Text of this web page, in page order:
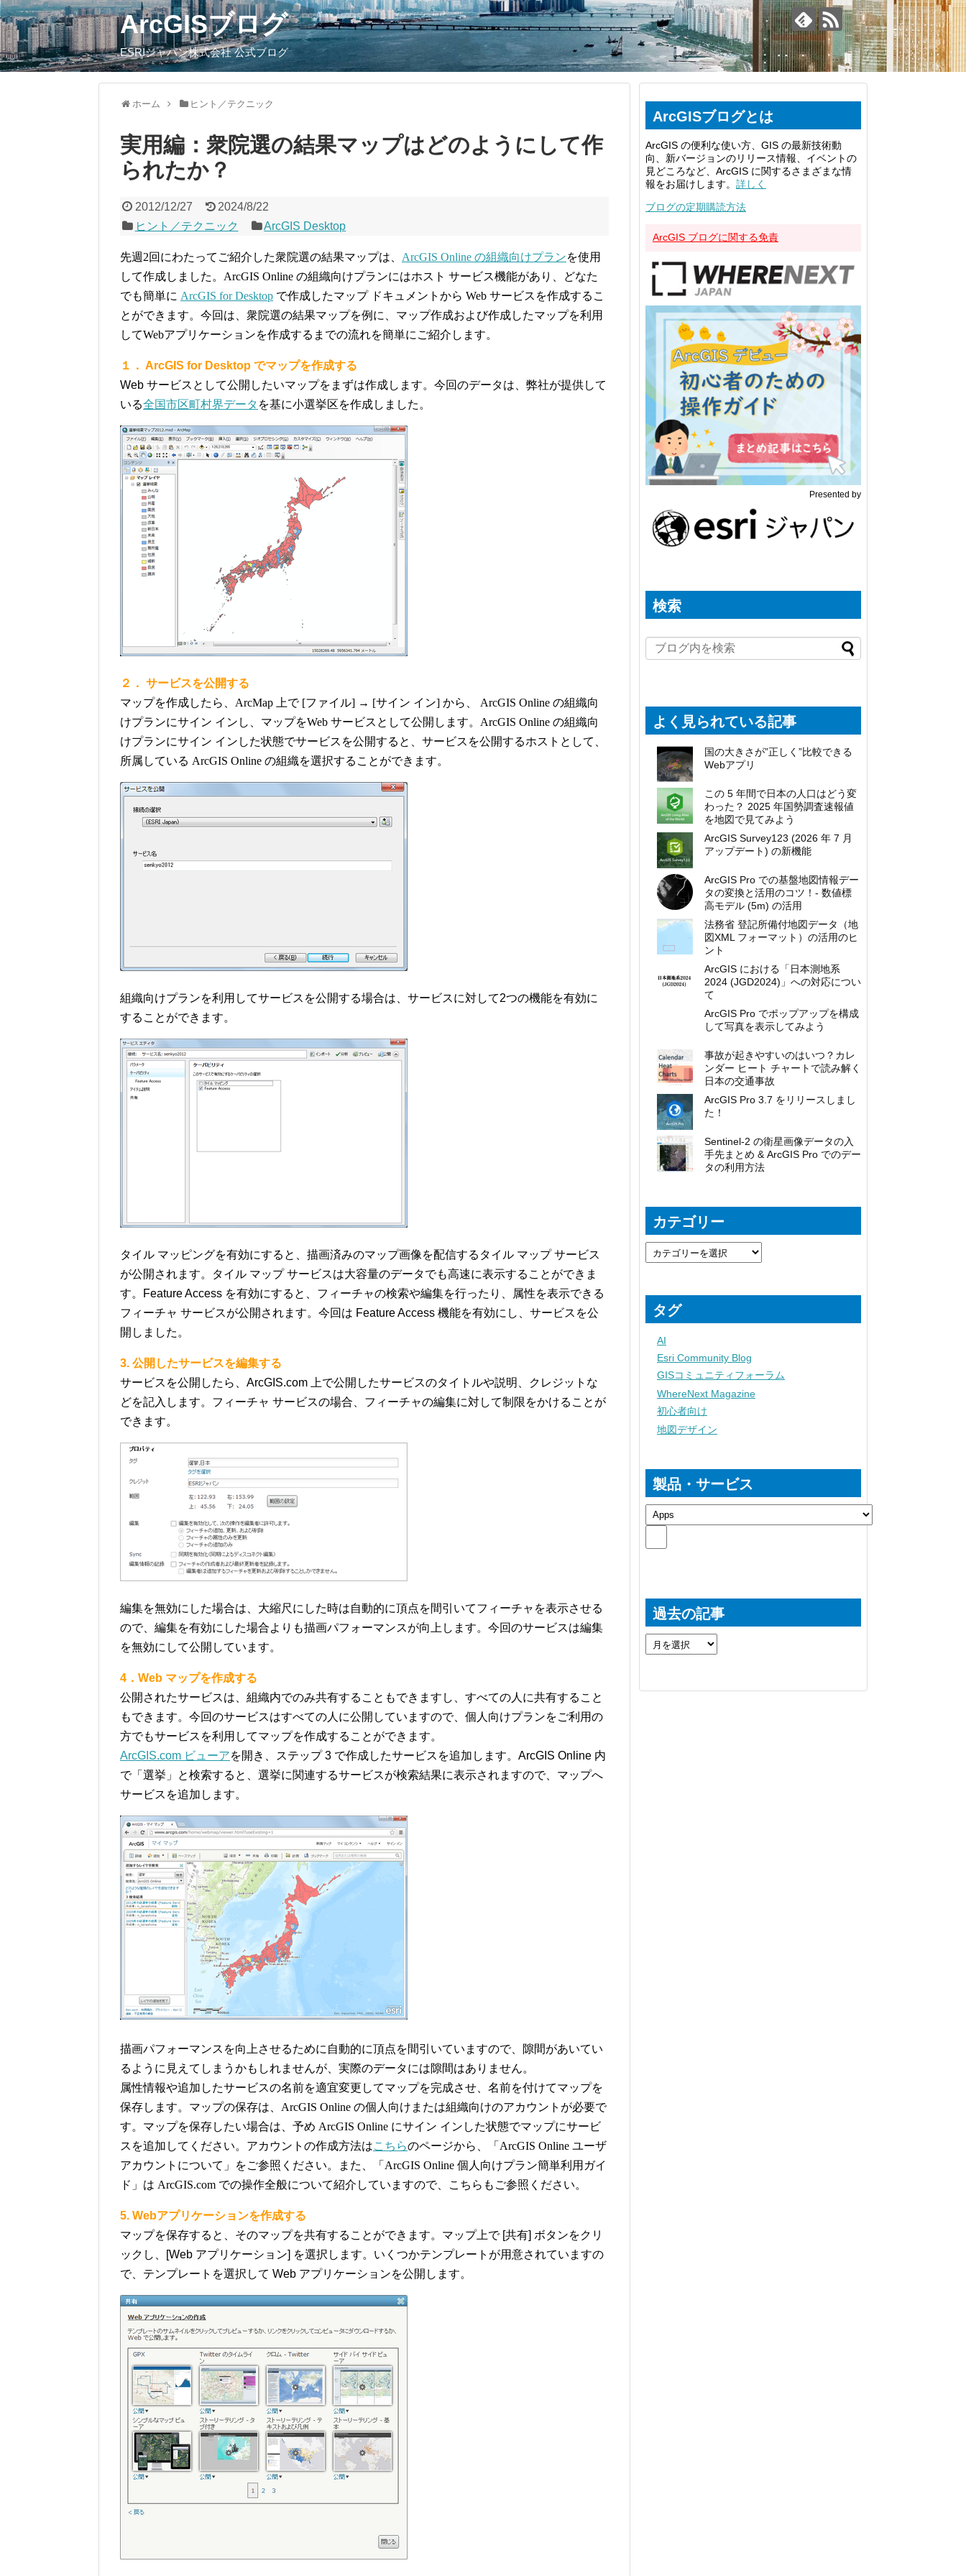
ArcGISブログ
ESRIジャパン株式会社 公式ブログ
ホーム ヒント／テクニック
実用編：衆院選の結果マップはどのようにして作
られたか？
2012/12/27
2024/8/22
ヒント／テクニック
ArcGIS Desktop
先週2回にわたってご紹介した衆院選の結果マップは、 ArcGIS Online の組織向けプランを使用
して作成しました。ArcGIS Online の組織向けプランにはホスト サービス機能があり、どなた
でも簡単に ArcGIS for Desktop で作成したマップ ドキュメントから Web サービスを作成するこ
とができます。今回は、衆院選の結果マップを例に、マップ作成および作成したマップを利用
してWebアプリケーションを作成するまでの流れを簡単にご紹介します。
１． ArcGIS for Desktop でマップを作成する
Web サービスとして公開したいマップをまずは作成します。今回のデータは、弊社が提供して
いる全国市区町村界データ を基に小選挙区を作成しました。
２． サービスを公開する
マップを作成したら、ArcMap 上で [ファイル] → [サイン イン] から、 ArcGIS Online の組織向
けプランにサイン インし、マップをWeb サービスとして公開します。ArcGIS Online の組織向
けプランにサイン インした状態でサービスを公開すると、サービスを公開するホストとして、
所属している ArcGIS Online の組織を選択することができます。
組織向けプランを利用してサービスを公開する場合は、サービスに対して2つの機能を有効に
することができます。
タイル マッピングを有効にすると、描画済みのマップ画像を配信するタイル マップ サービス
が公開されます。タイル マップ サービスは大容量のデータでも高速に表示することができま
す。Feature Access を有効にすると、フィーチャの検索や編集を行ったり、属性を表示できる
フィーチャ サービスが公開されます。今回は Feature Access 機能を有効にし、サービスを公
開しました。
3. 公開したサービスを編集する
サービスを公開したら、ArcGIS.com 上で公開したサービスのタイトルや説明、クレジットな
どを記入します。フィーチャ サービスの場合、フィーチャの編集に対して制限をかけることが
できます。
編集を無効にした場合は、大縮尺にした時は自動的に頂点を間引いてフィーチャを表示させる
ので、編集を有効にした場合よりも描画パフォーマンスが向上します。今回のサービスは編集
を無効にして公開しています。
4．Web マップを作成する
公開されたサービスは、組織内でのみ共有することもできますし、すべての人に共有すること
もできます。今回のサービスはすべての人に公開していますので、個人向けプランをご利用の
方でもサービスを利用してマップを作成することができます。
ArcGIS.com ビューアを開き、ステップ 3 で作成したサービスを追加します。ArcGIS Online 内
で「選挙」と検索すると、選挙に関連するサービスが検索結果に表示されますので、マップへ
サービスを追加します。
描画パフォーマンスを向上させるために自動的に頂点を間引いていますので、隙間があいてい
るように見えてしまうかもしれませんが、実際のデータには隙間はありません。
属性情報や追加したサービスの名前を適宜変更してマップを完成させ、名前を付けてマップを
保存します。マップの保存は、ArcGIS Online の個人向けまたは組織向けのアカウントが必要で
す。マップを保存したい場合は、予め ArcGIS Online にサイン インした状態でマップにサービ
スを追加してください。アカウントの作成方法はこちらのページから、「ArcGIS Online ユーザ
アカウントについて」をご参照ください。また、「ArcGIS Online 個人向けプラン簡単利用ガイ
ド」は ArcGIS.com での操作全般について紹介していますので、こちらもご参照ください。
5. Webアプリケーションを作成する
マップを保存すると、そのマップを共有することができます。マップ上で [共有] ボタンをクリ
ックし、[Web アプリケーション] を選択します。いくつかテンプレートが用意されていますの
で、テンプレートを選択して Web アプリケーションを公開します。
ArcGISブログとは
ArcGIS の便利な使い方、GIS の最新技術動
向、新バージョンのリリース情報、イベントの
見どころなど、ArcGIS に関するさまざまな情
報をお届けします。 詳しく
ブログの定期購読方法
ArcGIS ブログに関する免責
Presented by
検索
よく見られている記事
国の大きさが”正しく”比較できる
Webアプリ
この 5 年間で日本の人口はどう変
わった？ 2025 年国勢調査速報値
を地図で見てみよう
ArcGIS Survey123 (2026 年 7 月
アップデート) の新機能
ArcGIS Pro での基盤地図情報デー
タの変換と活用のコツ！- 数値標
高モデル (5m) の活用
法務省 登記所備付地図データ（地
図XML フォーマット）の活用のヒ
ント
ArcGIS における「日本測地系
2024 (JGD2024)」への対応につい
て
ArcGIS Pro でポップアップを構成
して写真を表示してみよう
事故が起きやすいのはいつ？カレ
ンダー ヒート チャートで読み解く
日本の交通事故
ArcGIS Pro 3.7 をリリースしまし
た！
Sentinel-2 の衛星画像データの入
手先まとめ & ArcGIS Pro でのデー
タの利用方法
カテゴリー
タグ
AI
Esri Community Blog
GISコミュニティフォーラム
WhereNext Magazine
初心者向け
地図デザイン
製品・サービス
過去の記事